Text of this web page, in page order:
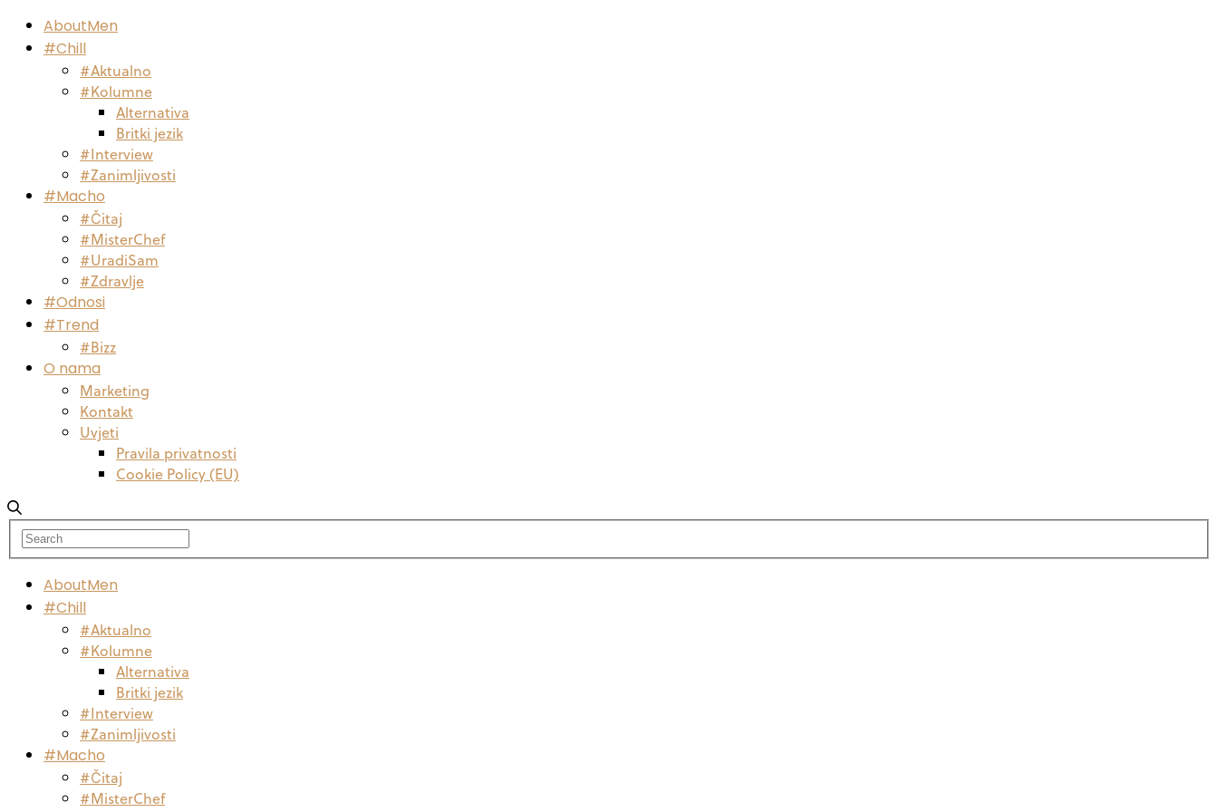
AboutMen
#Chill
#Aktualno
#Kolumne
Alternativa
Britki jezik
#Interview
#Zanimljivosti
#Macho
#Čitaj
#MisterChef
#UradiSam
#Zdravlje
#Odnosi
#Trend
#Bizz
O nama
Marketing
Kontakt
Uvjeti
Pravila privatnosti
Cookie Policy (EU)
AboutMen
#Chill
#Aktualno
#Kolumne
Alternativa
Britki jezik
#Interview
#Zanimljivosti
#Macho
#Čitaj
#MisterChef